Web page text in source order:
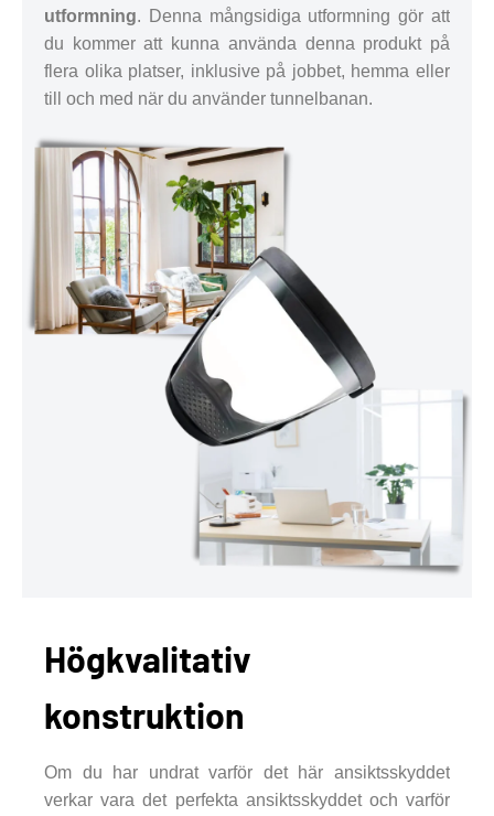
utformning. Denna mångsidiga utformning gör att
du kommer att kunna använda denna produkt på
flera olika platser, inklusive på jobbet, hemma eller
till och med när du använder tunnelbanan.
Högkvalitativ
konstruktion
Om du har undrat varför det här ansiktsskyddet
verkar vara det perfekta ansiktsskyddet och varför